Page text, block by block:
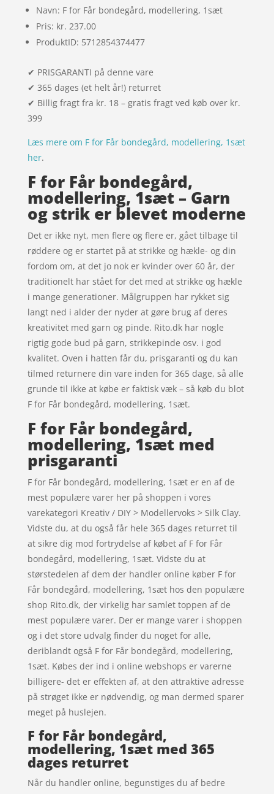
Navn: F for Får bondegård, modellering, 1sæt
Pris: kr. 237.00
ProduktID: 5712854374477
✔ PRISGARANTI på denne vare
✔ 365 dages (et helt år!) returret
✔ Billig fragt fra kr. 18 – gratis fragt ved køb over kr.
399
Læs mere om F for Får bondegård, modellering, 1sæt
her.
F for Får bondegård,
modellering, 1sæt – Garn
og strik er blevet moderne
Det er ikke nyt, men flere og flere er, gået tilbage til
røddere og er startet på at strikke og hækle- og din
fordom om, at det jo nok er kvinder over 60 år, der
traditionelt har stået for det med at strikke og hækle
i mange generationer. Målgruppen har rykket sig
langt ned i alder der nyder at gøre brug af deres
kreativitet med garn og pinde. Rito.dk har nogle
rigtig gode bud på garn, strikkepinde osv. i god
kvalitet. Oven i hatten får du, prisgaranti og du kan
tilmed returnere din vare inden for 365 dage, så alle
grunde til ikke at købe er faktisk væk – så køb du blot
F for Får bondegård, modellering, 1sæt.
F for Får bondegård,
modellering, 1sæt med
prisgaranti
F for Får bondegård, modellering, 1sæt er en af de
mest populære varer her på shoppen i vores
varekategori Kreativ / DIY > Modellervoks > Silk Clay.
Vidste du, at du også får hele 365 dages returret til
at sikre dig mod fortrydelse af købet af F for Får
bondegård, modellering, 1sæt. Vidste du at
størstedelen af dem der handler online køber F for
Får bondegård, modellering, 1sæt hos den populære
shop Rito.dk, der virkelig har samlet toppen af de
mest populære varer. Der er mange varer i shoppen
og i det store udvalg finder du noget for alle,
deriblandt også F for Får bondegård, modellering,
1sæt. Købes der ind i online webshops er varerne
billigere- det er effekten af, at den attraktive adresse
på strøget ikke er nødvendig, og man dermed sparer
meget på huslejen.
F for Får bondegård,
modellering, 1sæt med 365
dages returret
Når du handler online, begunstiges du af bedre